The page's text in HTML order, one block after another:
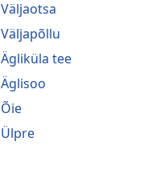
Väljaotsa
Väljapõllu
Ägliküla tee
Äglisoo
Õie
Ülpre